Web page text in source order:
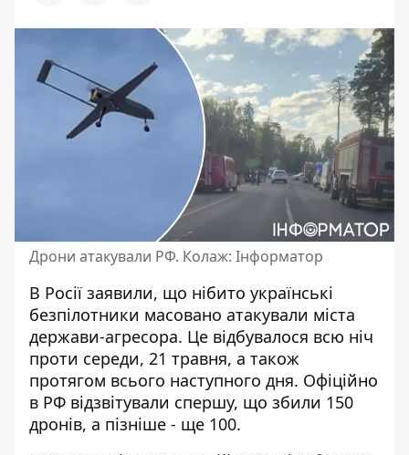
Дрони атакували РФ. Колаж: Інформатор
В Росії заявили, що нібито українські
безпілотники масовано атакували міста
держави-агресора. Це відбувалося всю ніч
проти середи, 21 травня, а також
протягом всього наступного дня. Офіційно
в РФ відзвітували спершу, що збили 150
дронів, а пізніше - ще 100.